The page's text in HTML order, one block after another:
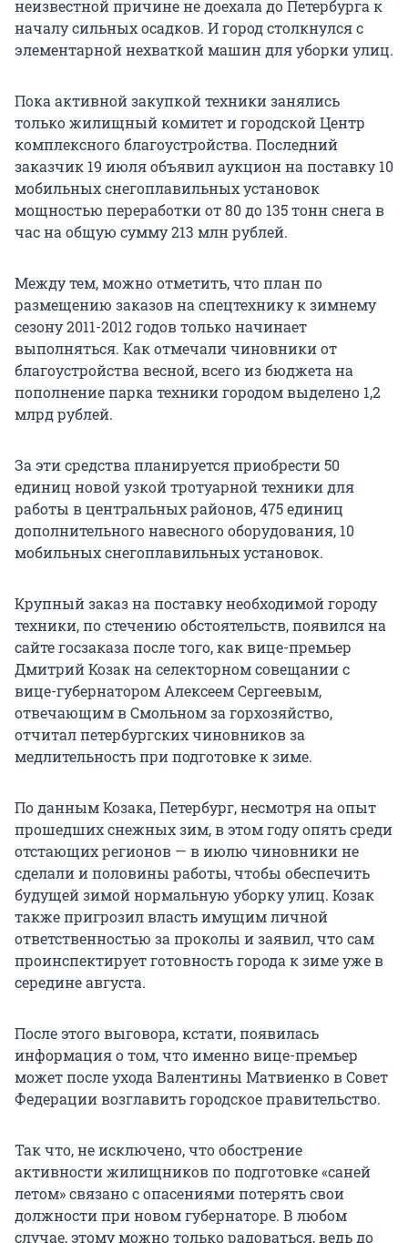
неизвестной причине не доехала до Петербурга к
началу сильных осадков. И город столкнулся с
элементарной нехваткой машин для уборки улиц.
Пока активной закупкой техники занялись
только жилищный комитет и городской Центр
комплексного благоустройства. Последний
заказчик 19 июля объявил аукцион на поставку 10
мобильных снегоплавильных установок
мощностью переработки от 80 до 135 тонн снега в
час на общую сумму 213 млн рублей.
Между тем, можно отметить, что план по
размещению заказов на спецтехнику к зимнему
сезону 2011-2012 годов только начинает
выполняться. Как отмечали чиновники от
благоустройства весной, всего из бюджета на
пополнение парка техники городом выделено 1,2
млрд рублей.
За эти средства планируется приобрести 50
единиц новой узкой тротуарной техники для
работы в центральных районов, 475 единиц
дополнительного навесного оборудования, 10
мобильных снегоплавильных установок.
Крупный заказ на поставку необходимой городу
техники, по стечению обстоятельств, появился на
сайте госзаказа после того, как вице-премьер
Дмитрий Козак на селекторном совещании с
вице-губернатором Алексеем Сергеевым,
отвечающим в Смольном за горхозяйство,
отчитал петербургских чиновников за
медлительность при подготовке к зиме.
По данным Козака, Петербург, несмотря на опыт
прошедших снежных зим, в этом году опять среди
отстающих регионов — в июлю чиновники не
сделали и половины работы, чтобы обеспечить
будущей зимой нормальную уборку улиц. Козак
также пригрозил власть имущим личной
ответственностью за проколы и заявил, что сам
проинспектирует готовность города к зиме уже в
середине августа.
После этого выговора, кстати, появилась
информация о том, что именно вице-премьер
может после ухода Валентины Матвиенко в Совет
Федерации возглавить городское правительство.
Так что, не исключено, что обострение
активности жилищников по подготовке «саней
летом» связано с опасениями потерять свои
должности при новом губернаторе. В любом
случае, этому можно только радоваться, ведь до